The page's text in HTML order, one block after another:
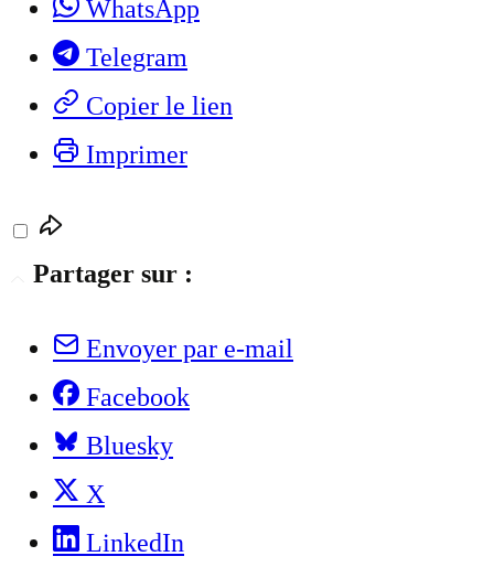
WhatsApp
Telegram
Copier le lien
Imprimer
Partager sur :
Envoyer par e-mail
Facebook
Bluesky
X
LinkedIn